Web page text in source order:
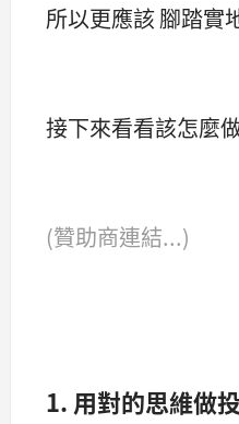
所以更應該 腳踏實
接下來看看該怎麼
(贊助商連結...)
1. 用對的思維做